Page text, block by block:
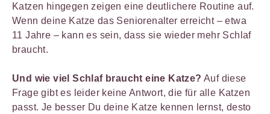
Katzen hingegen zeigen eine deutlichere Routine auf.
Wenn deine Katze das Seniorenalter erreicht – etwa
11 Jahre – kann es sein, dass sie wieder mehr Schlaf
braucht.
Und wie viel Schlaf braucht eine Katze? Auf diese
Frage gibt es leider keine Antwort, die für alle Katzen
passt. Je besser Du deine Katze kennen lernst, desto